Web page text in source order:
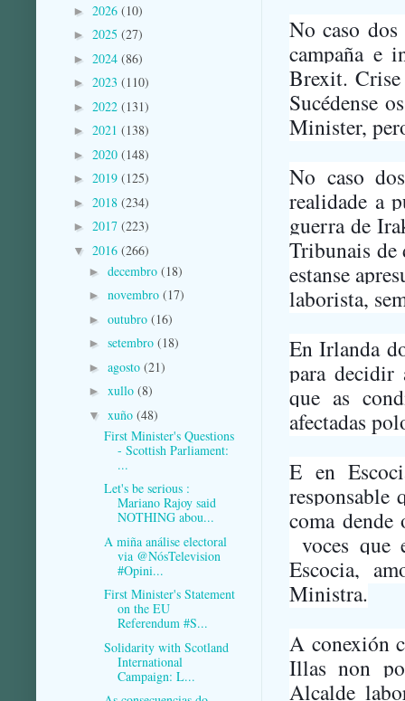
No caso dos
campaña e
Brexit.
Sucédense
Minister,
No caso
realidade a
guerra de
Tribunais de
estanse
laborista,
En Irlanda
para decidir
que as
afectadas
E en
responsable
coma
voces
Escocia,
Ministra.
A conexión
Illas non
Alcalde
► 2026 (10)
► 2025 (27)
► 2024 (86)
► 2023 (110)
► 2022 (131)
► 2021 (138)
► 2020 (148)
► 2019 (125)
► 2018 (234)
► 2017 (223)
▼ 2016 (266)
► decembro (18)
► novembro (17)
► outubro (16)
► setembro (18)
► agosto (21)
► xullo (8)
▼ xuño (48)
First Minister's Questions
- Scottish Parliament:
...
Let's be serious :
Mariano Rajoy said
NOTHING abou...
A miña análise electoral
via @NósTelevision
#Opini...
First Minister's Statement
on the EU
Referendum #S...
Solidarity with Scotland
International
Campaign: L...